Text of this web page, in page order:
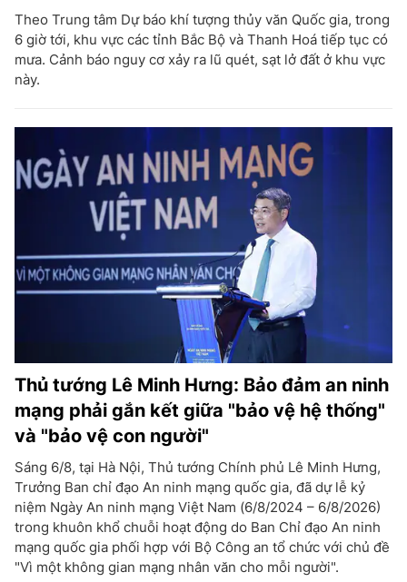
Theo Trung tâm Dự báo khí tượng thủy văn Quốc gia, trong
6 giờ tới, khu vực các tỉnh Bắc Bộ và Thanh Hoá tiếp tục có
mưa. Cảnh báo nguy cơ xảy ra lũ quét, sạt lở đất ở khu vực
này.
Thủ tướng Lê Minh Hưng: Bảo đảm an ninh
mạng phải gắn kết giữa "bảo vệ hệ thống"
và "bảo vệ con người"
Sáng 6/8, tại Hà Nội, Thủ tướng Chính phủ Lê Minh Hưng,
Trưởng Ban chỉ đạo An ninh mạng quốc gia, đã dự lễ kỷ
niệm Ngày An ninh mạng Việt Nam (6/8/2024 – 6/8/2026)
trong khuôn khổ chuỗi hoạt động do Ban Chỉ đạo An ninh
mạng quốc gia phối hợp với Bộ Công an tổ chức với chủ đề
"Vì một không gian mạng nhân văn cho mỗi người".